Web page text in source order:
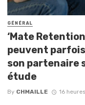
GÉNÉRAL
‘Mate
peuvent
son partenaire
étude
By CHMAILLE 16